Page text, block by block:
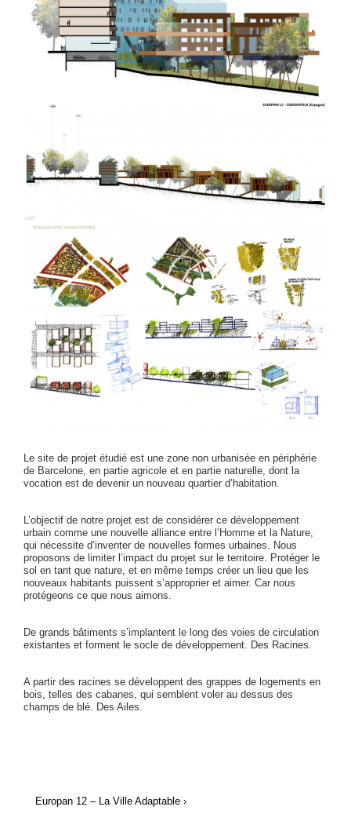
Le site de projet étudié est une zone non urbanisée en périphérie
de Barcelone, en partie agricole et en partie naturelle, dont la
vocation est de devenir un nouveau quartier d’habitation.
L’objectif de notre projet est de considérer ce développement
urbain comme une nouvelle alliance entre l’Homme et la Nature,
qui nécessite d’inventer de nouvelles formes urbaines. Nous
proposons de limiter l’impact du projet sur le territoire. Protéger le
sol en tant que nature, et en même temps créer un lieu que les
nouveaux habitants puissent s’approprier et aimer. Car nous
protégeons ce que nous aimons.
De grands bâtiments s’implantent le long des voies de circulation
existantes et forment le socle de développement. Des Racines.
A partir des racines se développent des grappes de logements en
bois, telles des cabanes, qui semblent voler au dessus des
champs de blé. Des Ailes.
Navigation
Next
Europan 12 – La Ville Adaptable ›